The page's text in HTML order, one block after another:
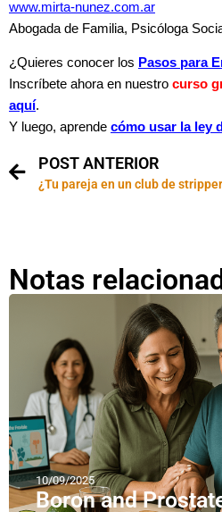
www.mirta-nunez.com.ar
Abogada de Familia, Psicóloga
¿Quieres conocer los Pasos para
Inscríbete ahora en nuestro curso
aquí.
Y luego, aprende cómo usar la ley
POST ANTERIOR
¿Tu pareja en un club de
Notas
10/09/2025
Boron and